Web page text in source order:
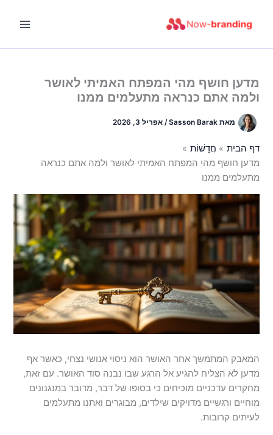
מדען חושף מהי המפתח האמיתי לאושר
ולמה אתם כנראה מתעלמים ממנו
מאתSasson Barak
/אפריל 3, 2026
דף הבית
חֲדָשׁוֹת
מדען חושף מהי המפתח האמיתי לאושר ולמה אתם כנראה
מתעלמים ממנו
המאבק המתמשך אחר האושר הוא ניסוי אנושי נצחי, כאשר אף
מדען לא הצליח להגיע אל הרגע שבו נבנה סוד האושר. עם זאת,
מחקרים עדכניים מוכיחים כי בסופו של דבר, מדובר במנגנונים
מוחיים ורגשיים מדויקים שילדים, מבוגרים ואתנו מתעלמים
לעיתים קרובות.